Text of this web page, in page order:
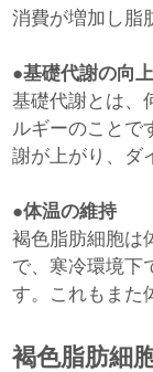
消費が増加し脂
●基礎代謝の向上
基礎代謝とは、
ルギーのことで
謝が上がり、ダ
●体温の維持
褐色脂肪細胞は
で、寒冷環境下
す。これもまた
褐色脂肪細